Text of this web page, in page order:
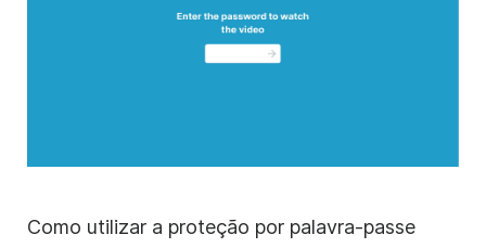
Como utilizar a proteção por palavra-passe